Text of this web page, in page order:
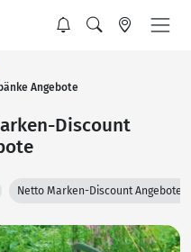
Angebote
Discount
Netto Marken-Discount Angebote